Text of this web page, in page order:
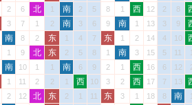
2 6 北 1 南 2 5 8 1 西 12 2 8
3 7 1 2 南 3 6 9 南 1 13 3 9
南 8 2 东 1 4 7 东 1 2 14 4 10
1 9 北 东 2 5 8 1 南 3 15 5 11 1
南 10 1 1 南 6 9 2 1 西 16 6 12
1 11 2 2 1 西 10 3 2 西 17 7 13
2 12 北 东 2 1 11 东 3 1 18 8 南 1